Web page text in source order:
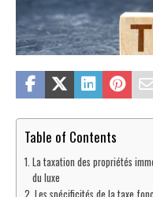
Table of Contents
La taxation des propriétés
du luxe